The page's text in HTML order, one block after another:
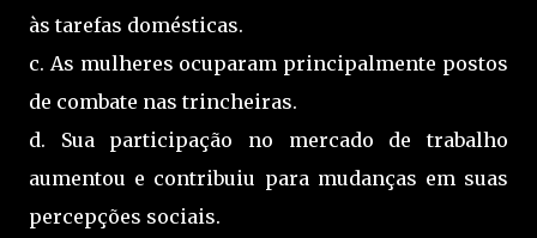
às tarefas domésticas.
c. As mulheres ocuparam principalmente postos
de combate nas trincheiras.
d. Sua participação no mercado de trabalho
aumentou e contribuiu para mudanças em suas
percepções sociais.